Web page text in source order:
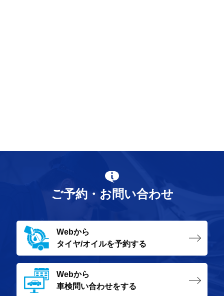
ご予約・お問い合わせ
Webから
タイヤ/オイルを予約する
Webから
車検問い合わせをする